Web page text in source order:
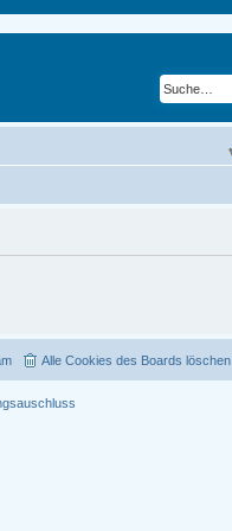
Alle Cookies des Boards löschen